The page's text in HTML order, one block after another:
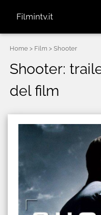
Filmintv.it
Home > Film > Shooter
Shooter:
del film